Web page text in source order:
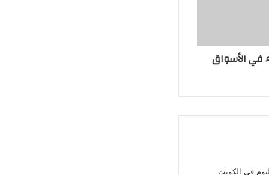
في الأسواق